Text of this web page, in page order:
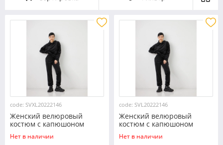
code: SVXL20222146
Женский велюровый
костюм с капюшоном
(Размер XL) шоколад
№20222145
Нет в наличии
code: SVL20222146
Женский велюровый
костюм с капюшоном
(Размер L) шоколад
№20222145
Нет в наличии